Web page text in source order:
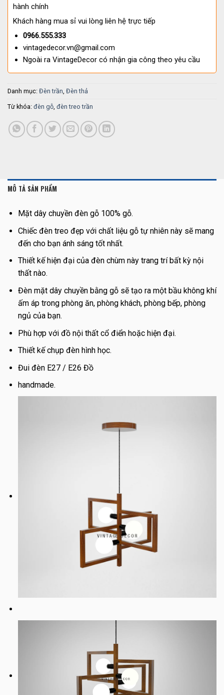
hành chính
Khách hàng mua sỉ vui lòng liên hệ trực tiếp
0966.555.333
vintagedecor.vn@gmail.com
Ngoài ra VintageDecor có nhận gia công theo yêu cầu
Danh mục: Đèn trần, Đèn thả
Từ khóa: đèn gỗ, đèn treo trần
MÔ TẢ SẢN PHẨM
Mặt dây chuyền đèn gỗ 100% gỗ.
Chiếc đèn treo đẹp với chất liệu gỗ tự nhiên này sẽ mang
đến cho bạn ánh sáng tốt nhất.
Thiết kế hiện đại của đèn chùm này trang trí bất kỳ nội
thất nào.
Đèn mặt dây chuyền bằng gỗ sẽ tạo ra một bầu không khí
ấm áp trong phòng ăn, phòng khách, phòng bếp, phòng
ngủ của bạn.
Phù hợp với đồ nội thất cổ điển hoặc hiện đại.
Thiết kế chụp đèn hình học.
Đui đèn E27 / E26 Đồ
handmade.